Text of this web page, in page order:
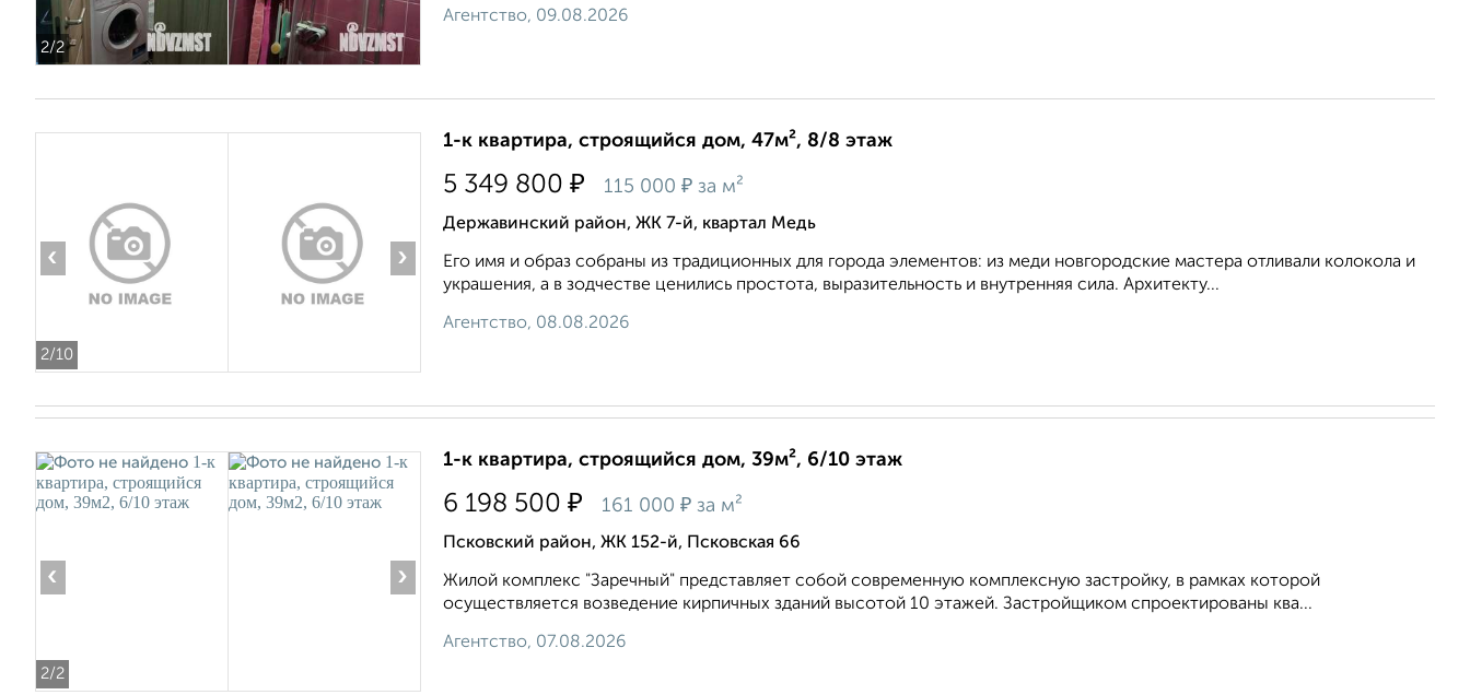
2/2
Агентство, 09.08.2026
2/10
‹ ›
1-к квартира, строящийся дом, 47м², 8/8 этаж
5 349 800 ₽ 115 000 ₽ за м²
Державинский район, ЖК 7-й, квартал Медь
Его имя и образ собраны из традиционных для города элементов: из меди новгородские мастера отливали колокола и
украшения, а в зодчестве ценились простота, выразительность и внутренняя сила. Архитекту...
Агентство, 08.08.2026
2/2
‹ ›
1-к квартира, строящийся дом, 39м², 6/10 этаж
6 198 500 ₽ 161 000 ₽ за м²
Псковский район, ЖК 152-й, Псковская 66
Жилой комплекс "Заречный" представляет собой современную комплексную застройку, в рамках которой
осуществляется возведение кирпичных зданий высотой 10 этажей. Застройщиком спроектированы ква...
Агентство, 07.08.2026